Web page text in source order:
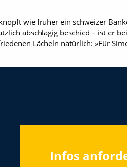
wie früher ein schweizer
ab­schlägig beschied – ist er
Lächeln natürlich: »Für
Infos